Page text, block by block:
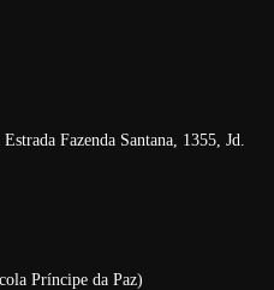
Fazenda Santana, 1355, Jd.
Príncipe da Paz)